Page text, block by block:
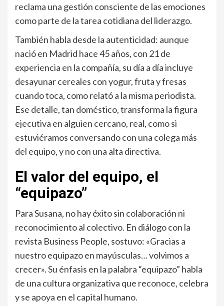
reclama una gestión consciente de las emociones
como parte de la tarea cotidiana del liderazgo.
También habla desde la autenticidad: aunque
nació en Madrid hace 45 años, con 21 de
experiencia en la compañía, su día a día incluye
desayunar cereales con yogur, fruta y fresas
cuando toca, como relató a la misma periodista.
Ese detalle, tan doméstico, transforma la figura
ejecutiva en alguien cercano, real, como si
estuviéramos conversando con una colega más
del equipo, y no con una alta directiva.
El valor del equipo, el
“equipazo”
Para Susana, no hay éxito sin colaboración ni
reconocimiento al colectivo. En diálogo con la
revista Business People, sostuvo: «Gracias a
nuestro equipazo en mayúsculas… volvimos a
crecer». Su énfasis en la palabra “equipazo” habla
de una cultura organizativa que reconoce, celebra
y se apoya en el capital humano.